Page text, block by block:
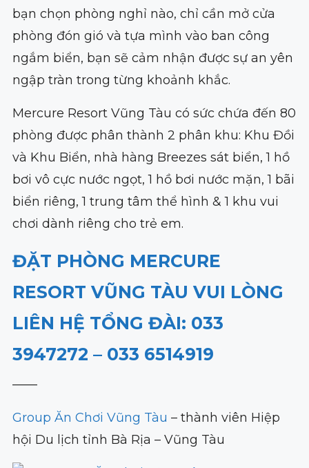
bạn chọn phòng nghỉ nào, chỉ cần mở cửa
phòng đón gió và tựa mình vào ban công
ngắm biển, bạn sẽ cảm nhận được sự an yên
ngập tràn trong từng khoảnh khắc.
Mercure Resort Vũng Tàu có sức chứa đến 80
phòng được phân thành 2 phân khu: Khu Đồi
và Khu Biển, nhà hàng Breezes sát biển, 1 hồ
bơi vô cực nước ngọt, 1 hồ bơi nước mặn, 1 bãi
biển riêng, 1 trung tâm thể hình & 1 khu vui
chơi dành riêng cho trẻ em.
ĐẶT PHÒNG MERCURE
RESORT VŨNG TÀU VUI LÒNG
LIÊN HỆ TỔNG ĐÀI: 033
3947272 – 033 6514919
——
Group Ăn Chơi Vũng Tàu – thành viên Hiệp
hội Du lịch tỉnh Bà Rịa – Vũng Tàu